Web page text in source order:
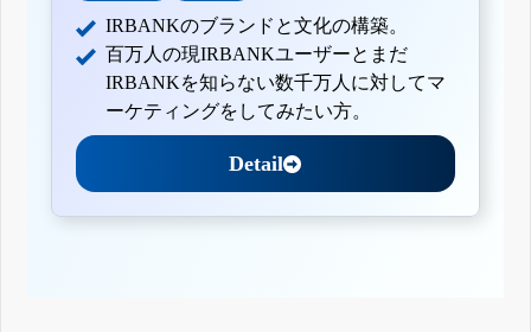
IRBANKのブランドと文化の構築。
百万人の現IRBANKユーザーとまだ
IRBANKを知らない数千万人に対してマ
ーケティングをしてみたい方。
Detail